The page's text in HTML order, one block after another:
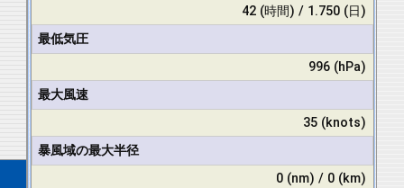
42 (時間) / 1.750 (日)
最低気圧
996 (hPa)
最大風速
35 (knots)
暴風域の最大半径
0 (nm) / 0 (km)